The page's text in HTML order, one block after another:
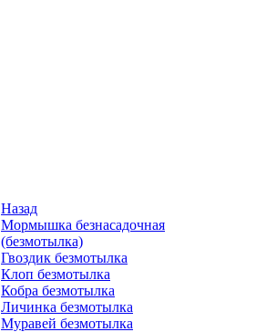
Назад
Мормышка безнасадочная
(безмотылка)
Гвоздик безмотылка
Клоп безмотылка
Кобра безмотылка
Личинка безмотылка
Муравей безмотылка